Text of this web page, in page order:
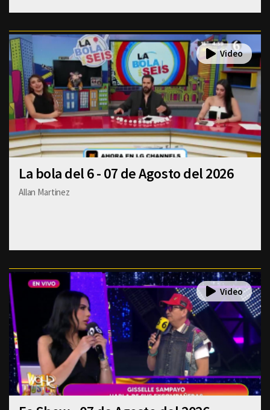
La bola del 6 - 07 de Agosto del 2026
Allan Martinez